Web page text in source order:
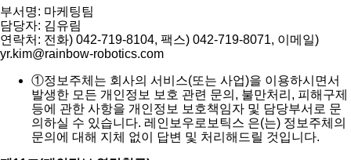
부서명: 마케팅팀
담당자: 김유림
연락처: 전화) 042-719-8104, 팩스) 042-719-8071, 이메일)
yr.kim@rainbow-robotics.com
①정보주체는 회사의 서비스(또는 사업)을 이용하시면서
발생한 모든 개인정보 보호 관련 문의, 불만처리, 피해구제
등에 관한 사항을 개인정보 보호책임자 및 담당부서로 문
의하실 수 있습니다. 레인보우로보틱스 은(는) 정보주체의
문의에 대해 지체 없이 답변 및 처리해드릴 것입니다.